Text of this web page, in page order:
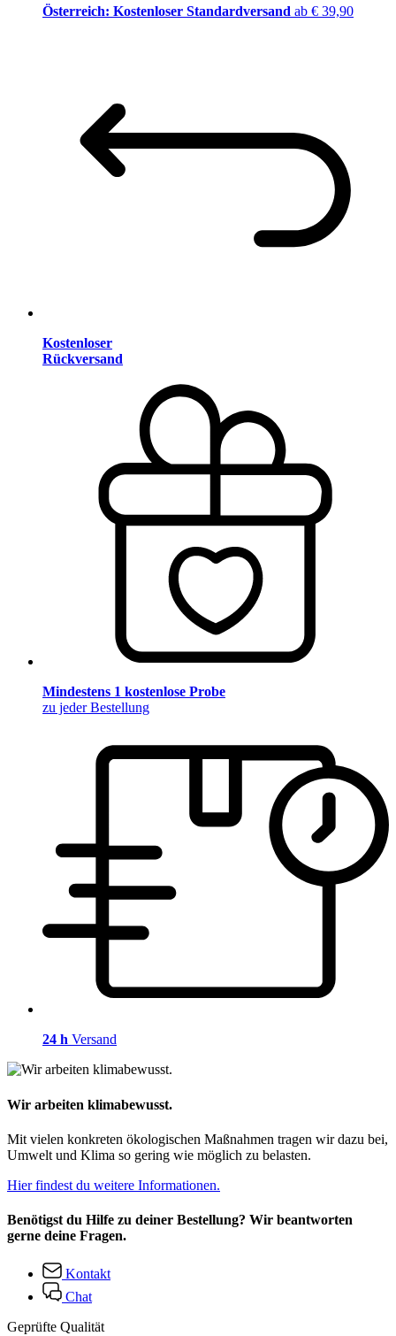
Österreich: Kostenloser Standardversand ab € 39,90
Kostenloser
Rückversand
Mindestens 1 kostenlose Probe
zu jeder Bestellung
24 h Versand
Wir arbeiten klimabewusst.
Mit vielen konkreten ökologischen Maßnahmen tragen wir dazu bei,
Umwelt und Klima so gering wie möglich zu belasten.
Hier findest du weitere Informationen.
Benötigst du Hilfe zu deiner Bestellung? Wir beantworten
gerne deine Fragen.
Kontakt
Chat
Geprüfte Qualität